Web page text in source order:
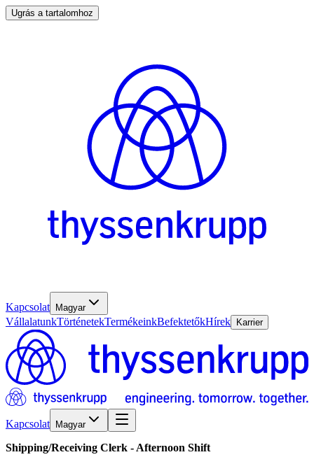
Ugrás a tartalomhoz
Kapcsolat Magyar
VállalatunkTörténetekTermékeinkBefektetőkHírek Karrier
Kapcsolat Magyar
Shipping/​Receiving Clerk - Afternoon Shift